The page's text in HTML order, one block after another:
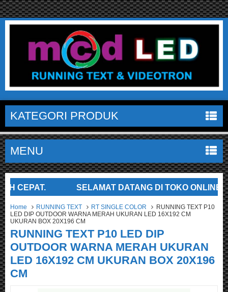
KATEGORI PRODUK
MENU
SELAMAT DATANG DI TOKO ONLINE
Home RUNNING TEXT RT SINGLE COLOR
RUNNING TEXT P10
LED DIP OUTDOOR WARNA MERAH UKURAN LED 16X192 CM
UKURAN BOX 20X196 CM
RUNNING TEXT P10 LED DIP
OUTDOOR WARNA MERAH UKURAN
LED 16X192 CM UKURAN BOX 20X196
CM